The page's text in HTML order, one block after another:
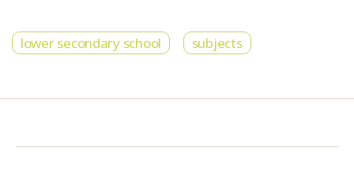
lower secondary school subjects